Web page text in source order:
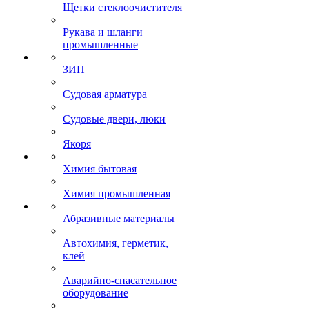
Щетки стеклоочистителя
Рукава и шланги
промышленные
ЗИП
Судовая арматура
Судовые двери, люки
Якоря
Химия бытовая
Химия промышленная
Абразивные материалы
Автохимия, герметик,
клей
Аварийно-спасательное
оборудование